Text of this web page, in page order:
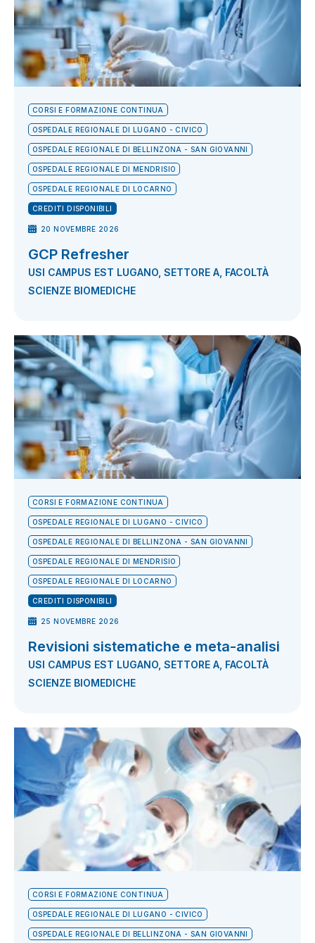
CORSI E FORMAZIONE CONTINUA
OSPEDALE REGIONALE DI LUGANO - CIVICO
OSPEDALE REGIONALE DI BELLINZONA - SAN GIOVANNI
OSPEDALE REGIONALE DI MENDRISIO
OSPEDALE REGIONALE DI LOCARNO
CREDITI DISPONIBILI
20 NOVEMBRE 2026
GCP Refresher
USI CAMPUS EST LUGANO, SETTORE A, FACOLTÀ
SCIENZE BIOMEDICHE
CORSI E FORMAZIONE CONTINUA
OSPEDALE REGIONALE DI LUGANO - CIVICO
OSPEDALE REGIONALE DI BELLINZONA - SAN GIOVANNI
OSPEDALE REGIONALE DI MENDRISIO
OSPEDALE REGIONALE DI LOCARNO
CREDITI DISPONIBILI
25 NOVEMBRE 2026
Revisioni sistematiche e meta-analisi
USI CAMPUS EST LUGANO, SETTORE A, FACOLTÀ
SCIENZE BIOMEDICHE
CORSI E FORMAZIONE CONTINUA
OSPEDALE REGIONALE DI LUGANO - CIVICO
OSPEDALE REGIONALE DI BELLINZONA - SAN GIOVANNI